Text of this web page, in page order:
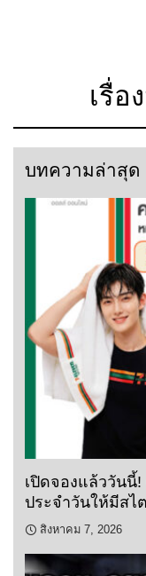
เรื่อ
บทความล่าสุด
เปิดจองแล้ววันนี้!
ประจำวันให้มีสไ
สิงหาคม 7, 2026